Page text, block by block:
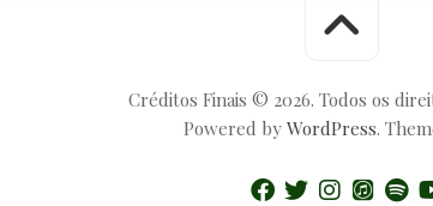
Créditos Finais © 2026. Todos os
Powered by WordPress.